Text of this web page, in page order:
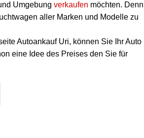
Umgebung verkaufen möchten. Denn
aller Marken und Modelle zu
Autoankauf Uri, können Sie Ihr Auto
eine Idee des Preises den Sie für